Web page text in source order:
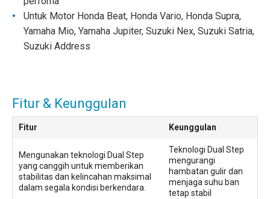
Untuk Motor Honda Beat, Honda Vario, Honda Supra,
Yamaha Mio, Yamaha Jupiter, Suzuki Nex, Suzuki Satria,
Suzuki Address
Fitur & Keunggulan
Fitur Keunggulan
Mengunakan teknologi Dual Step
yang canggih untuk memberikan
stabilitas dan kelincahan maksimal
dalam segala kondisi berkendara.
Teknologi Dual Step
mengurangi
hambatan gulir dan
menjaga suhu ban
tetap stabil